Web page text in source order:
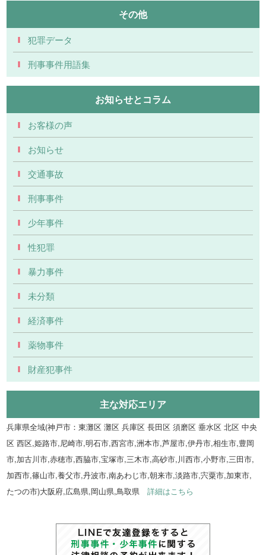
その他
犯罪データ
刑事事件用語集
お知らせとコラム
お客様の声
お知らせ
交通事故
刑事事件
少年事件
性犯罪
暴力事件
未分類
経済事件
薬物事件
財産犯事件
主な対応エリア
兵庫県全域(神戸市：東灘区 灘区 兵庫区 長田区 須磨区 垂水区 北区 中央
区 西区,姫路市,尼崎市,明石市,西宮市,洲本市,芦屋市,伊丹市,相生市,豊岡
市,加古川市,赤穂市,西脇市,宝塚市,三木市,高砂市,川西市,小野市,三田市,
加西市,篠山市,養父市,丹波市,南あわじ市,朝来市,淡路市,宍粟市,加東市,
たつの市)大阪府,広島県,岡山県,鳥取県詳細はこちら